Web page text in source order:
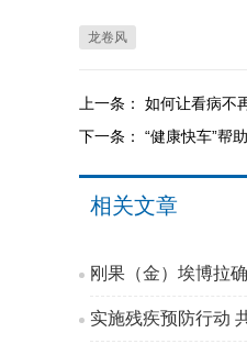
龙卷风
上一条： 如何让看病不
下一条： “健康快车”帮
相关文章
刚果（金）埃博拉
实施残疾预防行动